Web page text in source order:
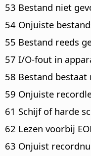
53 Bestand niet
54 Onjuiste
55 Bestand reeds
57 I/O-fout in
58 Bestand bestaat
59 Onjuiste
61 Schijf of harde
62 Lezen voorbij
63 Onjuist